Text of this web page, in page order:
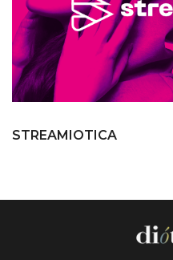
STREAMIOTICA